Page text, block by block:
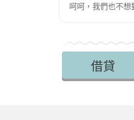
呵呵，我們也不
借貸